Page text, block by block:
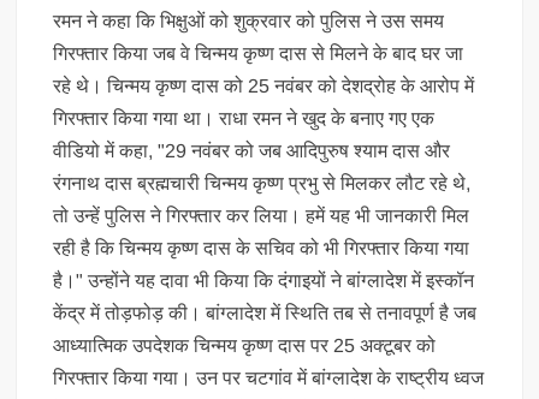
रमन ने कहा कि भिक्षुओं को शुक्रवार को पुलिस ने उस समय
गिरफ्तार किया जब वे चिन्मय कृष्ण दास से मिलने के बाद घर जा
रहे थे। चिन्मय कृष्ण दास को 25 नवंबर को देशद्रोह के आरोप में
गिरफ्तार किया गया था। राधा रमन ने खुद के बनाए गए एक
वीडियो में कहा, "29 नवंबर को जब आदिपुरुष श्याम दास और
रंगनाथ दास ब्रह्मचारी चिन्मय कृष्ण प्रभु से मिलकर लौट रहे थे,
तो उन्हें पुलिस ने गिरफ्तार कर लिया। हमें यह भी जानकारी मिल
रही है कि चिन्मय कृष्ण दास के सचिव को भी गिरफ्तार किया गया
है।" उन्होंने यह दावा भी किया कि दंगाइयों ने बांग्लादेश में इस्कॉन
केंद्र में तोड़फोड़ की। बांग्लादेश में स्थिति तब से तनावपूर्ण है जब
आध्यात्मिक उपदेशक चिन्मय कृष्ण दास पर 25 अक्टूबर को
गिरफ्तार किया गया। उन पर चटगांव में बांग्लादेश के राष्ट्रीय ध्वज